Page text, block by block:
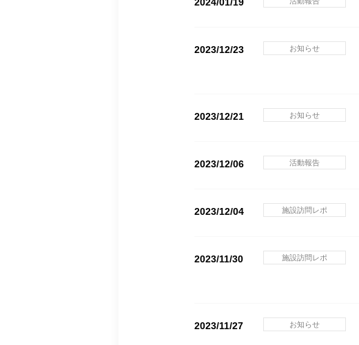
2023/12/23 お知らせ
2023/12/21 お知らせ
2023/12/06 活動報告
2023/12/04 施設訪問レポ
2023/11/30 施設訪問レポ
2023/11/27 お知らせ